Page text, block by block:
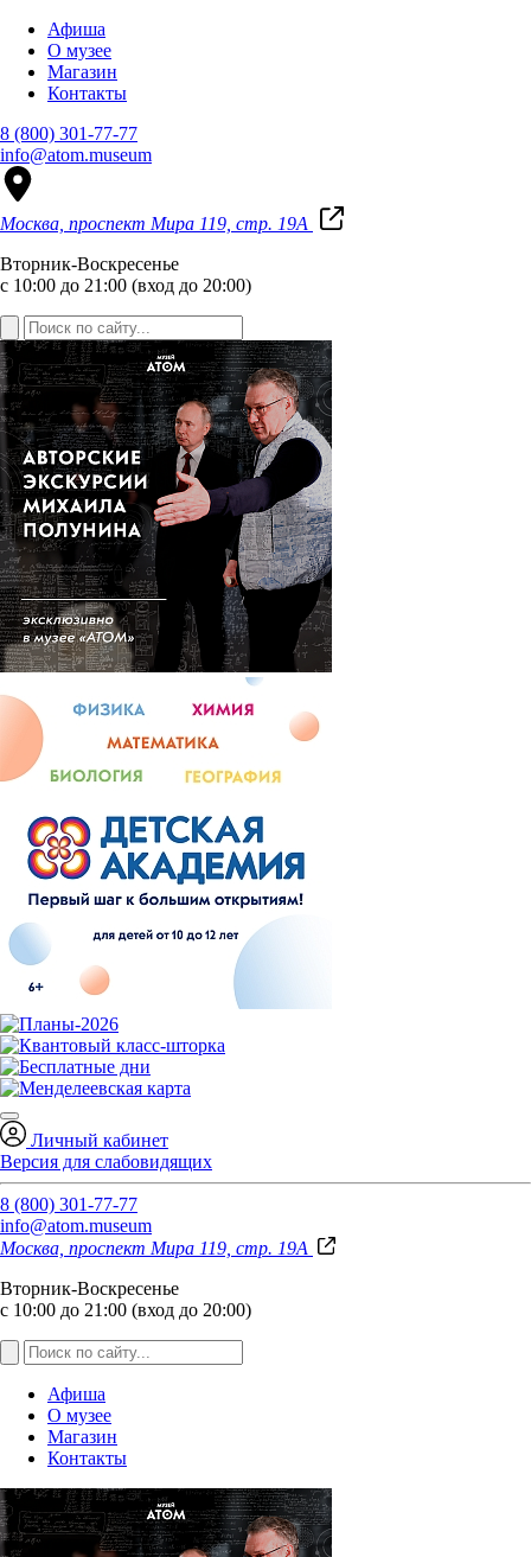
Афиша
О музее
Магазин
Контакты
8 (800) 301-77-77
info@atom.museum
Москва, проспект Мира 119, стр. 19А
Вторник-Воскресенье
с 10:00 до 21:00 (вход до 20:00)
Личный кабинет
Версия для слабовидящих
8 (800) 301-77-77
info@atom.museum
Москва, проспект Мира 119, стр. 19А
Вторник-Воскресенье
с 10:00 до 21:00 (вход до 20:00)
Афиша
О музее
Магазин
Контакты